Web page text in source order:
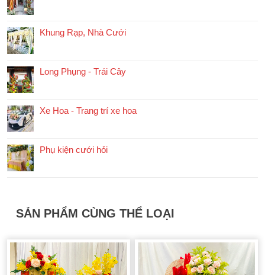
Khung Rạp, Nhà Cưới
Long Phụng - Trái Cây
Xe Hoa - Trang trí xe hoa
Phụ kiện cưới hỏi
SẢN PHẨM CÙNG THỂ LOẠI